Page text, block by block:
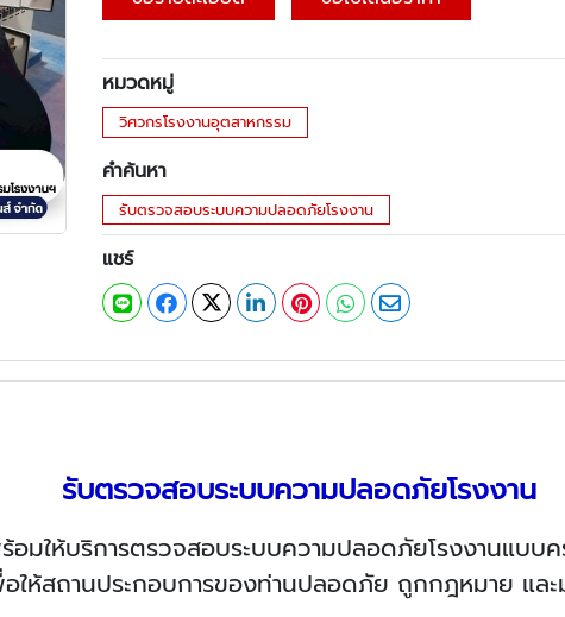
หมวดหมู่
วิศวกรโรงงานอุตสาหกรรม
คำค้นหา
รับตรวจสอบระบบความปลอดภัยโรงงาน
แชร์
รับตรวจสอบระบบความปลอดภัยโรงงาน
ร้อมให้บริการตรวจสอบระบบความปลอดภัยโรงงานแบบ
อให้สถานประกอบการของท่านปลอดภัย ถูกกฎหมาย แล